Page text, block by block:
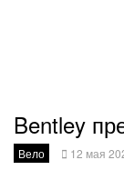
Bentley
Вело 12 мая